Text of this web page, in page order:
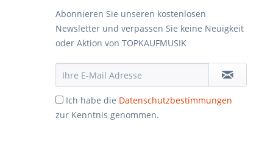
Abonnieren Sie unseren kostenlosen
Newsletter und verpassen Sie keine Neuigkeit
oder Aktion von TOPKAUFMUSIK
Ich habe die Datenschutzbestimmungen
zur Kenntnis genommen.